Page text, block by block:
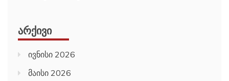
ᲐᲠᲥᲘᲕᲘ
ივნისი 2026
მაისი 2026